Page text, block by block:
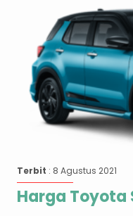
Terbit : 8 Agustus 2021
Harga Toyota